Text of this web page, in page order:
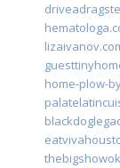
home-plow-